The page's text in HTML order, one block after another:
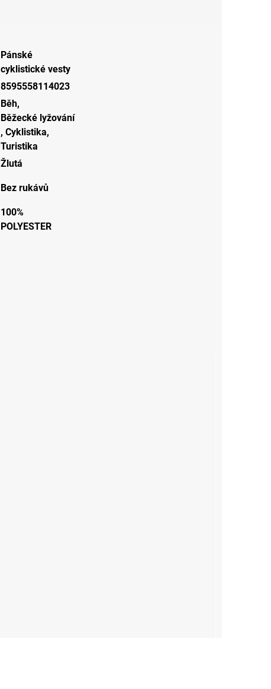
Pánské
cyklistické vesty
8595558114023
Běh,
Běžecké lyžování
, Cyklistika,
Turistika
Žlutá
Bez rukávů
100%
POLYESTER